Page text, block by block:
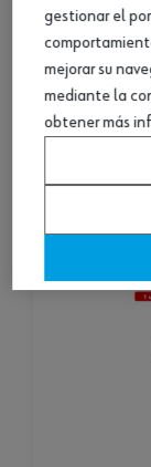
gestionar el
mejorar su
mediante la
obtener más